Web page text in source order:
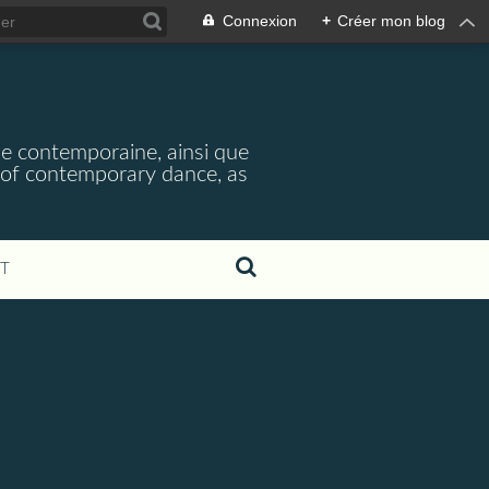
Connexion + Créer mon blog
contemporaine, ainsi que
contemporary dance, as